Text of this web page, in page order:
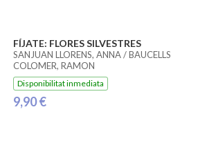
FÍJATE: FLORES SILVESTRES
SANJUAN LLORENS, ANNA / BAUCELLS
COLOMER, RAMON
Disponibilitat inmediata
9,90 €